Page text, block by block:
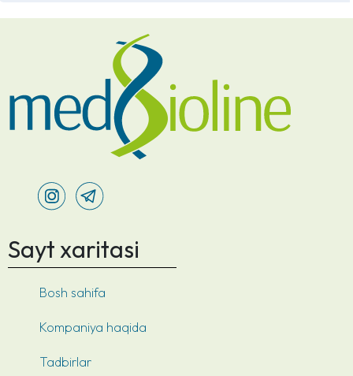
UMUMIY LABORATORIYA USKUNALARI
Sayt xaritasi
Bosh sahifa
Kompaniya haqida
Tadbirlar